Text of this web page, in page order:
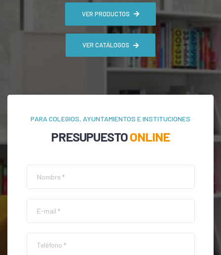
VER PRODUCTOS
VER CATÁLOGOS
PARA COLEGIOS, AYUNTAMIENTOS E INSTITUCIONES
PRESUPUESTOONLINE